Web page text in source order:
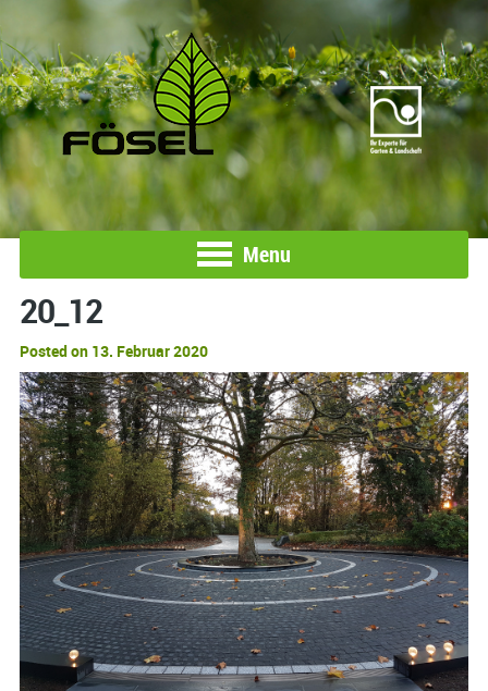
Menu
20_12
Posted on 13. Februar 2020